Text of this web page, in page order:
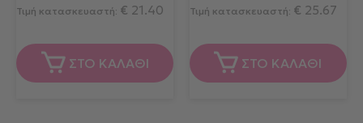
Τιμή κατασκευαστή: € 21.40
ΣΤΟ ΚΑΛΑΘΙ
Τιμή κατασκευαστή: € 25.67
ΣΤΟ ΚΑΛΑΘΙ